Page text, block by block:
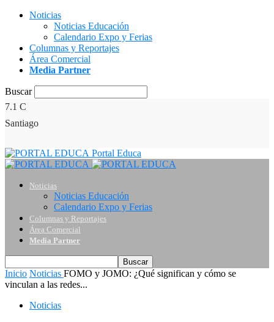
Noticias
Noticias Educación
Calendario Expo y Ferias
Columnas y Reportajes
Área Comercial
Media Partner
Buscar
7.1 C
Santiago
Portal Educa
Noticias
Noticias Educación
Calendario Expo y Ferias
Columnas y Reportajes
Área Comercial
Media Partner
Inicio Noticias FOMO y JOMO: ¿Qué significan y cómo se
vinculan a las redes...
Noticias